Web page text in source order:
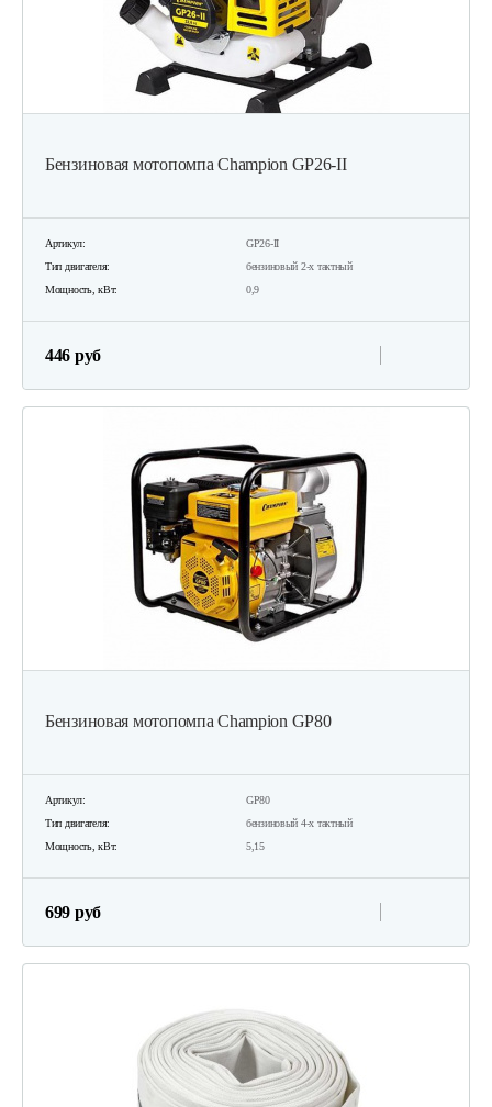
Бензиновая мотопомпа Champion GP26-II
Артикул:
GP26-II
Тип двигателя:
бензиновый 2-х тактный
Мощность, кВт:
0,9
446 руб
Бензиновая мотопомпа Champion GP80
Артикул:
GP80
Тип двигателя:
бензиновый 4-х тактный
Мощность, кВт:
5,15
699 руб